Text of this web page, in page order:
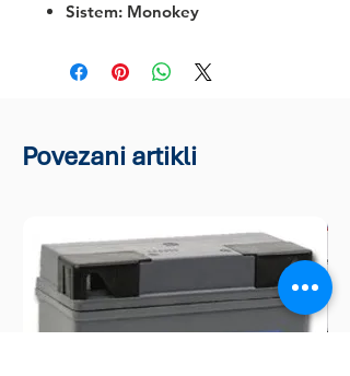
Sistem: Monokey
Povezani artikli